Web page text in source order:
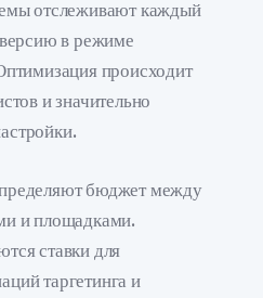
отслеживают каждый
в режиме
происходит
и значительно
бюджет между
и площадками.
ставки для
таргетинга и